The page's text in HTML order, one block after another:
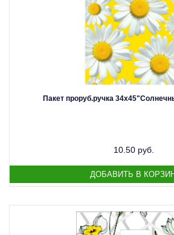
Пакет проруб.ручка
10.50 руб.